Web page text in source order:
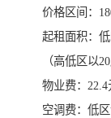
价格区间：
起租面积：
（高低区以
物业费：22.4
空调费：低